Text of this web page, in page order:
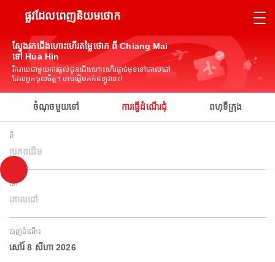
ផ្លូវដែលពេញនិយមថោក
ស្វែងរកជើងហោះហើរតម្លៃថោក ពី Chiang Mai
ទៅ Hua Hin
រីករាយជាមួយការផ្តល់ជូនជើងហោះហើរផ្តាច់មុខទៅគោលដៅ
ដែលអ្នកចូលចិត្ត។ ចាប់ផ្តើមកក់ឥឡូវនេះ!
ចំណុចមួយទៅ ការធ្វើដំណើរជុំ ពហុទីក្រុង
ពី
ប្រភពដើម
ទៅ
គោលដៅ
ចេញដំណើរ
សៅរ៍ 8 សីហា 2026